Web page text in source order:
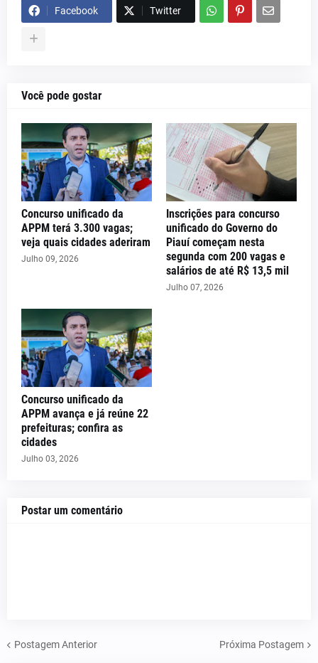
Facebook Twitter
Você pode gostar
Concurso unificado da
APPM terá 3.300 vagas;
veja quais cidades aderiram
Julho 09, 2026
Inscrições para concurso
unificado do Governo do
Piauí começam nesta
segunda com 200 vagas e
salários de até R$ 13,5 mil
Julho 07, 2026
Concurso unificado da
APPM avança e já reúne 22
prefeituras; confira as
cidades
Julho 03, 2026
Postar um comentário
Postagem Anterior Próxima Postagem